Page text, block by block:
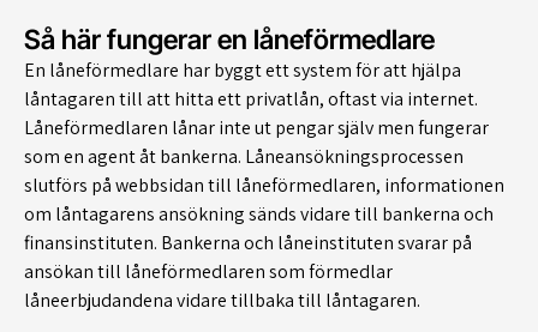
Så här fungerar en låneförmedlare
En låneförmedlare har byggt ett system för att hjälpa
låntagaren till att hitta ett privatlån, oftast via internet.
Låneförmedlaren lånar inte ut pengar själv men fungerar
som en agent åt bankerna. Låneansökningsprocessen
slutförs på webbsidan till låneförmedlaren, informationen
om låntagarens ansökning sänds vidare till bankerna och
finansinstituten. Bankerna och låneinstituten svarar på
ansökan till låneförmedlaren som förmedlar
låneerbjudandena vidare tillbaka till låntagaren.